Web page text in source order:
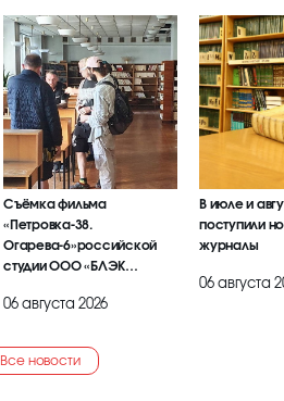
Съёмка фильма
«Петровка-38.
Огарева-6»российской
студии ООО «БЛЭК
06 августа 2026
В июле и
поступили
журналы
06 августа
Все новости